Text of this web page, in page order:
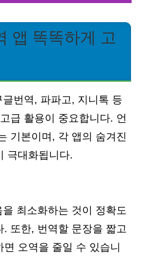
앱 똑똑하게 고
번역, 파파고, 지니톡 등
급 활용이 중요합니다. 언
기본이며, 각 앱의 숨겨진
극대화됩니다.
최소화하는 것이 정확도
. 또한, 번역할 문장을 짧고
오역을 줄일 수 있습니